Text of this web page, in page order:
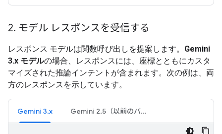
2. モデル レスポンスを受信する
レスポンス モデルは関数呼び出しを提案します。 Gemini
3.x モデルの場合、レスポンスには、座標とともにカスタ
マイズされた推論インテントが含まれます。次の例は、両
方のレスポンスを示しています。
Gemini 3.x Gemini 2.5（以前のバージョン）